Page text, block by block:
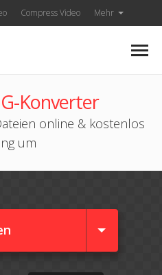
Compress Video Mehr
Konverter
online & kostenlos
um